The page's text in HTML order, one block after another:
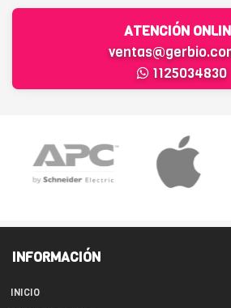
ATENCIÓN
1125034830
INFORMACIÓN
INICIO